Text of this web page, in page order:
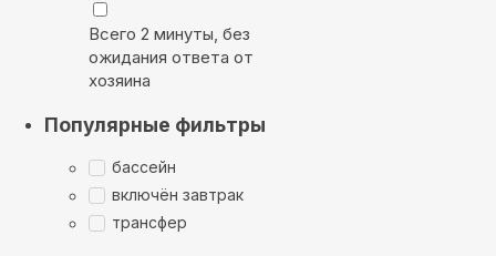
Всего 2 минуты, без
ожидания ответа от
хозяина
Популярные фильтры
бассейн
включён завтрак
трансфер